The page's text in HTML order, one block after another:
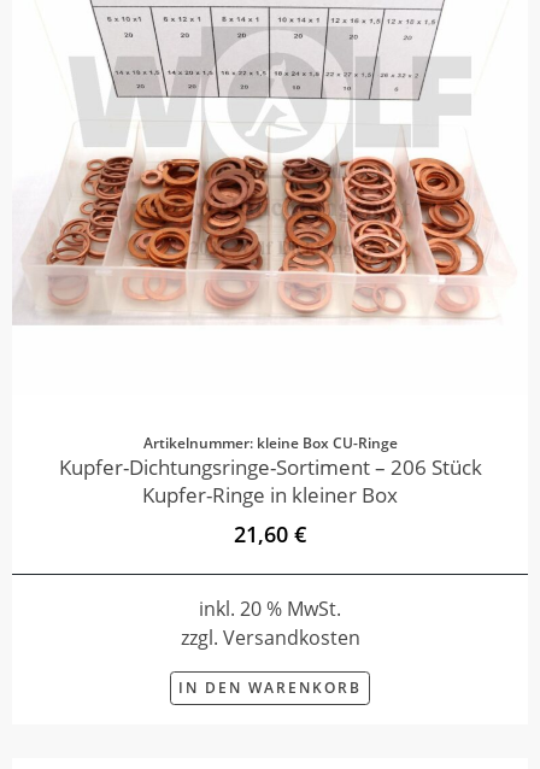
Artikelnummer: kleine Box CU-Ringe
Kupfer-Dichtungsringe-Sortiment – 206 Stück
Kupfer-Ringe in kleiner Box
21,60 €
inkl. 20 % MwSt.
zzgl. Versandkosten
IN DEN WARENKORB